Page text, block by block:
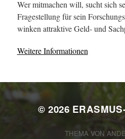
Wer mitmachen will, sucht sich
Fragestellung für sein
winken attraktive Geld- und
Weitere Informationen
© 2026
THEMA VON